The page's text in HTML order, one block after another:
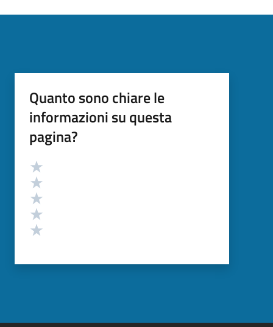
Quanto sono chiare le
informazioni su questa
pagina?
Valutazione